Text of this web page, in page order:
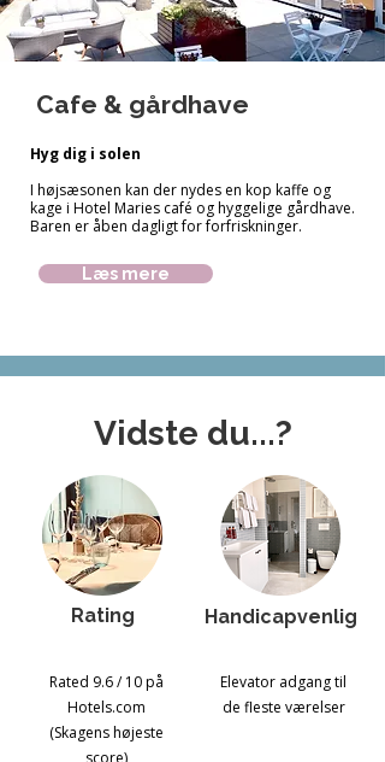
Cafe & gårdhave
Hyg dig i solen
I højsæsonen kan der nydes en kop kaffe og
kage i Hotel Maries café og hyggelige gårdhave.
Baren er åben dagligt for forfriskninger.
Læs mere
Vidste du...?
Rating
Rated 9.6 / 10 på
Hotels.com
(Skagens højeste
score)
Handicapvenlig
Elevator adgang til
de fleste værelser